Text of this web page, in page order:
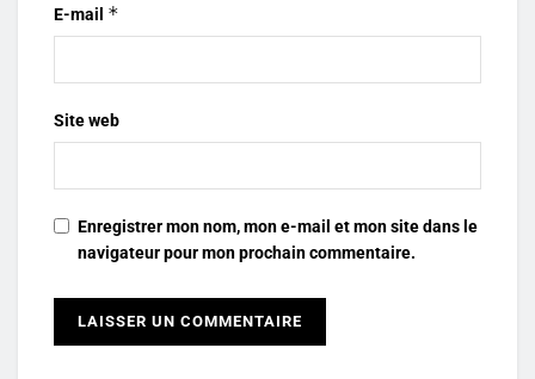
E-mail *
Site web
Enregistrer mon nom, mon e-mail et mon site dans le
navigateur pour mon prochain commentaire.